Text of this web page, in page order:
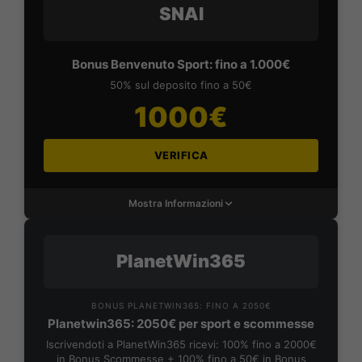
SNAI
Bonus Benvenuto Sport: fino a 1.000€
50% sul deposito fino a 50€
1000€
VERIFICA
Mostra Informazioni
PlanetWin365
BONUS PLANETWIN365: FINO A 2050€
Planetwin365: 2050€ per sport e scommesse
Iscrivendoti a PlanetWin365 ricevi: 100% fino a 2000€
in Bonus Scommesse + 100% fino a 50€ in Bonus